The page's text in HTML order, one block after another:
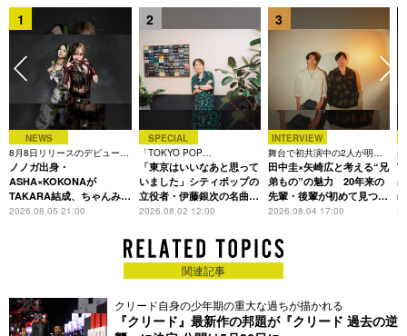
1
NEWS
8月8日リリースのデビュー曲
は「Time is money」
ノノガ出身・
ASHA×KOKONAが
TAKARA結成、ちゃんみな
主宰レーベル第2弾アーテ
2026.08.05 21:00
2
SPECIAL
「TOKYO POP
CHRONICLE」特集
「東京はいいなあと思って
いました」シティポップの
立役者・伊藤銀次の名曲回
想録
2026.08.02 12:00
3
INTERVIEW
舞台で初共演中の2人が明か
す、今の自分をつくる恩人の
存在
田中圭×矢崎広と考える“兄
弟もの”の魅力 20年来の
先輩・後輩が初めて見つけ
た互いの共通点とは
2026.08.04 17:00
関連記事
クリード自身の少年期の重大な過ちが描かれる
『クリード』最新作の邦題が『クリード 過去の逆